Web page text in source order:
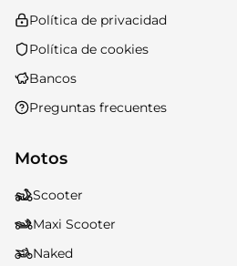
Política de privacidad
Política de cookies
Bancos
Preguntas frecuentes
Motos
Scooter
Maxi Scooter
Naked